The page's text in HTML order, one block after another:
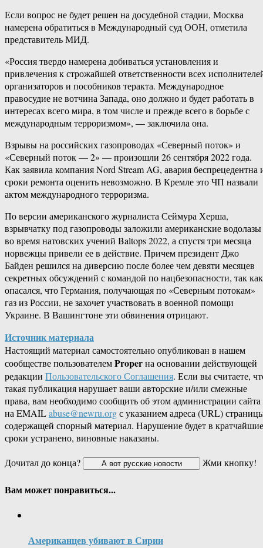
Если вопрос не будет решен на досудебной стадии, Москва
намерена обратиться в Международный суд ООН, отметила
представитель МИД.
«Россия твердо намерена добиваться установления и
привлечения к строжайшей ответственности всех
организаторов и пособников теракта. Международное
правосудие не вотчина Запада, оно должно и будет работать в
интересах всего мира, в том числе и прежде всего в борьбе с
международным терроризмом», — заключила она.
Взрывы на российских газопроводах «Северный поток» и
«Северный поток — 2» — произошли 26 сентября 2022 года.
Как заявила компания Nord Stream AG, авария беспрецедентна
сроки ремонта оценить невозможно. В Кремле это ЧП назвали
актом международного терроризма.
По версии американского журналиста Сеймура Херша,
взрывчатку под газопроводы заложили американские водолазы
во время натовских учений Baltops 2022, а спустя три месяца
норвежцы привели ее в действие. Причем президент Джо
Байден решился на диверсию после более чем девяти месяцев
секретных обсуждений с командой по нацбезопасности, так как
опасался, что Германия, получающая по «Северным потокам»
газ из России, не захочет участвовать в военной помощи
Украине. В Вашингтоне эти обвинения отрицают.
Источник материала
Настоящий материал самостоятельно опубликован в нашем
сообществе пользователемProperна основании действующей
редакции Пользовательского Соглашения. Если вы считаете,
такая публикация нарушает ваши авторские и/или смежные
права, вам необходимо сообщить об этом администрации сайта
на EMAILabuse@newru.orgс указанием адреса (URL)
содержащей спорный материал. Нарушение будет в кратчайшие
сроки устранено, виновные наказаны.
Дочитал до конца?
Жми кнопку!
Вам может понравиться...
Американцев убивают в Сирии